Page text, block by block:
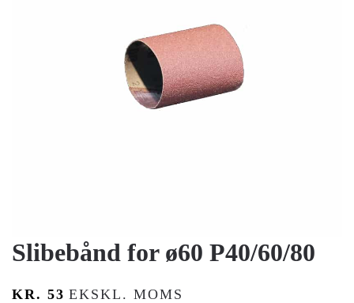
Slibebånd for ø60 P40/60/80
KR. 53 EKSKL. MOMS